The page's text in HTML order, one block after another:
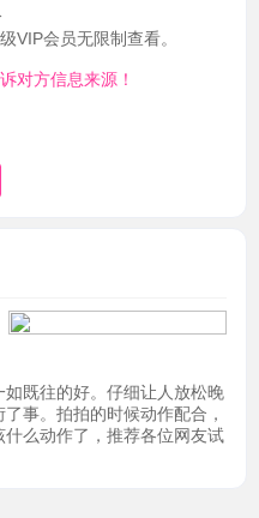
VIP会员无限制查看。
对方信息来源！
既往的好。仔细让人放松晚
事。拍拍的时候动作配合，
么动作了，推荐各位网友试